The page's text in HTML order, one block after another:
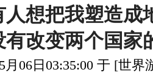
想把我塑造成
有改变两个国家
月06日03:35:00 于 [世